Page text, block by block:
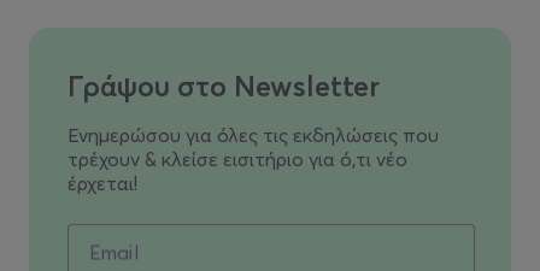
Γράψου στο Newsletter
Ενημερώσου για όλες τις εκδηλώσεις που
τρέχουν & κλείσε εισιτήριο για ό,τι νέο
έρχεται!
Email